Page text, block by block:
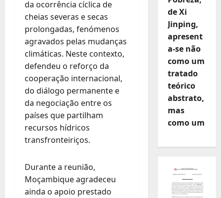
da ocorrência cíclica de
cheias severas e secas
prolongadas, fenómenos
agravados pelas mudanças
climáticas. Neste contexto,
defendeu o reforço da
cooperação internacional,
do diálogo permanente e
da negociação entre os
países que partilham
recursos hídricos
transfronteiriços.
Durante a reunião,
Moçambique agradeceu
ainda o apoio prestado
de Xi
Jinping,
apresent
a-se não
como um
tratado
teórico
abstrato,
mas
como um